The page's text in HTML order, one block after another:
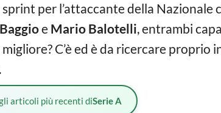
per l’attaccante della
e Mario Balotelli, entrambi
C’è ed è da ricercare proprio
.
articoli più recenti diSerie A